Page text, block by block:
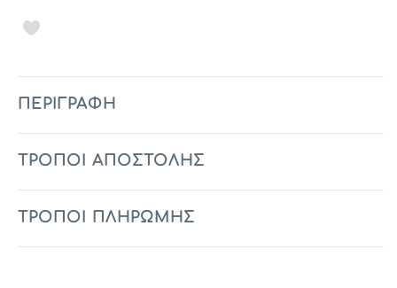
ΠΕΡΙΓΡΑΦΉ
ΤΡΟΠΟΙ ΑΠΟΣΤΟΛΗΣ
ΤΡΟΠΟΙ ΠΛΗΡΩΜΗΣ